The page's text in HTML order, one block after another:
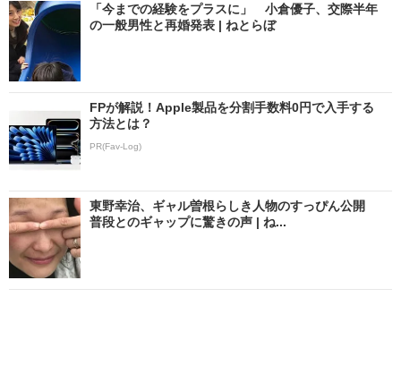
「今までの経験をプラスに」 小倉優子、交際半年
の一般男性と再婚発表 | ねとらぼ
FPが解説！Apple製品を分割手数料0円で入手する
方法とは？
PR(Fav-Log)
東野幸治、ギャル曽根らしき人物のすっぴん公開
普段とのギャップに驚きの声 | ね...